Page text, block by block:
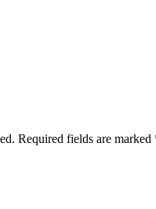
Required fields are marked